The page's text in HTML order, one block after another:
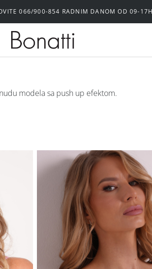
RADNIM DANOM OD 09-17H
modela sa push up efektom.